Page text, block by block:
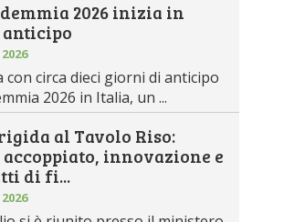
2026 inizia in
anticipo
con circa dieci giorni di anticipo
2026 in Italia, un ...
al Tavolo Riso:
innovazione e
di fi...